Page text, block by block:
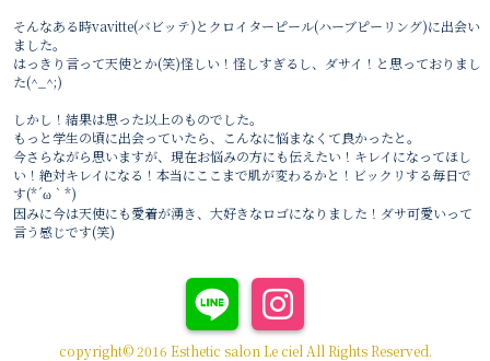
そんなある時vavitte(バビッテ)とクロイターピール(ハーブピーリング)に出会い
ました。
はっきり言って天使とか(笑)怪しい！怪しすぎるし、ダサイ！と思っておりまし
た(^_^;)
しかし！結果は思った以上のものでした。
もっと学生の頃に出会っていたら、こんなに悩まなくて良かったと。
今さらながら思いますが、現在お悩みの方にも伝えたい！キレイになってほし
い！絶対キレイになる！本当にここまで肌が変わるかと！ビックリする毎日で
す(*´ω｀*)
因みに今は天使にも愛着が湧き、大好きなロゴになりました！ダサ可愛いって
言う感じです(笑)
copyright© 2016 Esthetic salon Le ciel All Rights Reserved.